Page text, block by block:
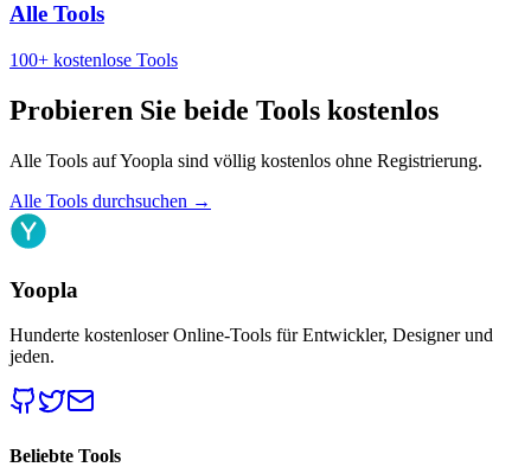
Alle Tools
100+ kostenlose Tools
Probieren Sie beide Tools kostenlos
Alle Tools auf Yoopla sind völlig kostenlos ohne Registrierung.
Alle Tools durchsuchen →
Yoopla
Hunderte kostenloser Online-Tools für Entwickler, Designer und
jeden.
Beliebte Tools